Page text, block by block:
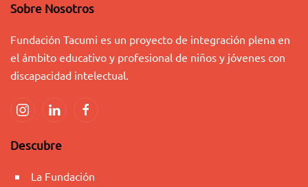
Sobre Nosotros
Fundación Tacumi es un proyecto de integración plena en
el ámbito educativo y profesional de niños y jóvenes con
discapacidad intelectual.
Descubre
La Fundación